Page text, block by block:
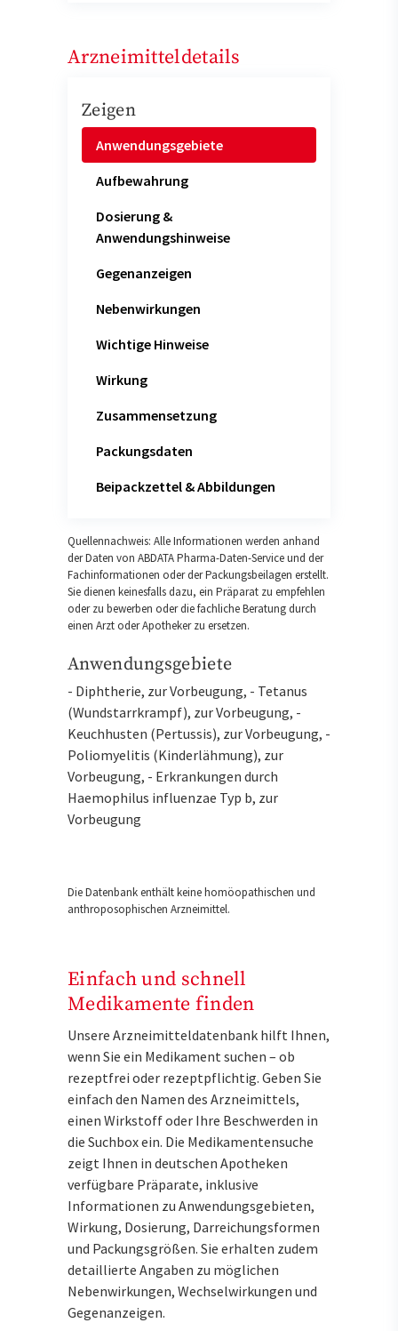
Arzneimitteldetails
Zeigen
Anwendungsgebiete
Aufbewahrung
Dosierung &
Anwendungshinweise
Gegenanzeigen
Nebenwirkungen
Wichtige Hinweise
Wirkung
Zusammensetzung
Packungsdaten
Beipackzettel & Abbildungen
Quellennachweis: Alle Informationen werden anhand
der Daten von ABDATA Pharma-Daten-Service und der
Fachinformationen oder der Packungsbeilagen erstellt.
Sie dienen keinesfalls dazu, ein Präparat zu empfehlen
oder zu bewerben oder die fachliche Beratung durch
einen Arzt oder Apotheker zu ersetzen.
Anwendungsgebiete
- Diphtherie, zur Vorbeugung, - Tetanus
(Wundstarrkrampf), zur Vorbeugung, -
Keuchhusten (Pertussis), zur Vorbeugung, -
Poliomyelitis (Kinderlähmung), zur
Vorbeugung, - Erkrankungen durch
Haemophilus influenzae Typ b, zur
Vorbeugung
Die Datenbank enthält keine homöopathischen und
anthroposophischen Arzneimittel.
Einfach und schnell
Medikamente finden
Unsere Arzneimitteldatenbank hilft Ihnen,
wenn Sie ein Medikament suchen – ob
rezeptfrei oder rezeptpflichtig. Geben Sie
einfach den Namen des Arzneimittels,
einen Wirkstoff oder Ihre Beschwerden in
die Suchbox ein. Die Medikamentensuche
zeigt Ihnen in deutschen Apotheken
verfügbare Präparate, inklusive
Informationen zu Anwendungsgebieten,
Wirkung, Dosierung, Darreichungsformen
und Packungsgrößen. Sie erhalten zudem
detaillierte Angaben zu möglichen
Nebenwirkungen, Wechselwirkungen und
Gegenanzeigen.